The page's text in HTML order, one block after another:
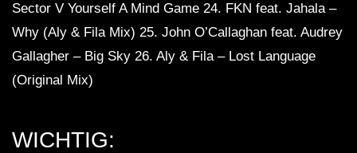
Sector V Yourself A Mind Game 24. FKN feat. Jahala –
Why (Aly & Fila Mix) 25. John O’Callaghan feat. Audrey
Gallagher – Big Sky 26. Aly & Fila – Lost Language
(Original Mix)
WICHTIG: